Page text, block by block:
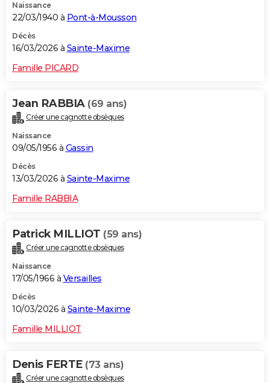
Naissance
22/03/1940 à Pont-à-Mousson
Décès
16/03/2026 à Sainte-Maxime
Famille PICARD
Jean RABBIA (69 ans)
Créer une cagnotte obsèques
Naissance
09/05/1956 à Gassin
Décès
13/03/2026 à Sainte-Maxime
Famille RABBIA
Patrick MILLIOT (59 ans)
Créer une cagnotte obsèques
Naissance
17/05/1966 à Versailles
Décès
10/03/2026 à Sainte-Maxime
Famille MILLIOT
Denis FERTE (73 ans)
Créer une cagnotte obsèques